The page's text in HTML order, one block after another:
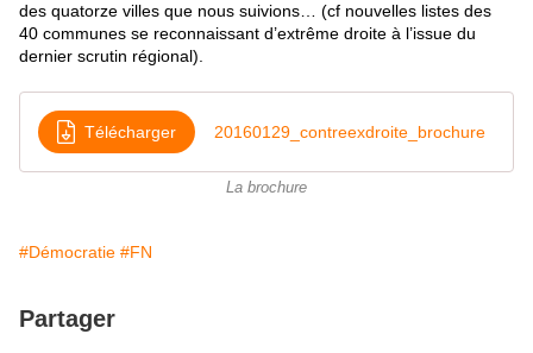
des quatorze villes que nous suivions… (cf nouvelles listes des
40 communes se reconnaissant d’extrême droite à l’issue du
dernier scrutin régional).
Télécharger 20160129_contreexdroite_brochure
La brochure
#Démocratie #FN
Partager